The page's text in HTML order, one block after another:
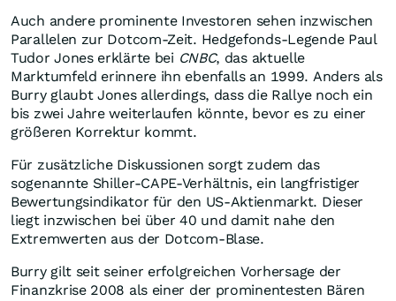
Auch andere prominente Investoren sehen inzwischen
Parallelen zur Dotcom-Zeit. Hedgefonds-Legende Paul
Tudor Jones erklärte bei CNBC, das aktuelle
Marktumfeld erinnere ihn ebenfalls an 1999. Anders als
Burry glaubt Jones allerdings, dass die Rallye noch ein
bis zwei Jahre weiterlaufen könnte, bevor es zu einer
größeren Korrektur kommt.
Für zusätzliche Diskussionen sorgt zudem das
sogenannte Shiller-CAPE-Verhältnis, ein langfristiger
Bewertungsindikator für den US-Aktienmarkt. Dieser
liegt inzwischen bei über 40 und damit nahe den
Extremwerten aus der Dotcom-Blase.
Burry gilt seit seiner erfolgreichen Vorhersage der
Finanzkrise 2008 als einer der prominentesten Bären